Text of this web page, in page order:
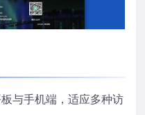
与手机端，适应多种访